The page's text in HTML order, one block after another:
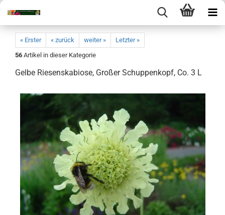
« Erster « zurück weiter »
Letzter »
56 Artikel in dieser Kategorie
Gelbe Riesenskabiose, Großer Schuppenkopf, Co. 3 L